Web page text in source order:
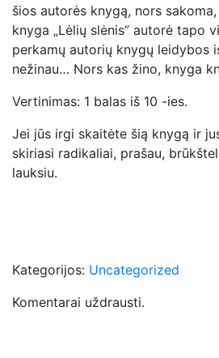
šios autorės knygą, nors
knyga „Lėlių slėnis” autorė tapo
perkamų autorių knygų leidybos
nežinau… Nors kas žino, knyga
Vertinimas: 1 balas iš 10 -ies.
Jei jūs irgi skaitėte šią knygą ir
skiriasi radikaliai, prašau,
lauksiu.
Kategorijos: Uncategorized
Komentarai uždrausti.